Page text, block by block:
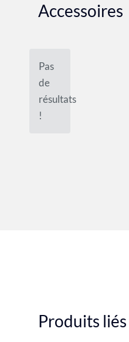
Accessoires
Pas
de
résultats
!
Produits liés